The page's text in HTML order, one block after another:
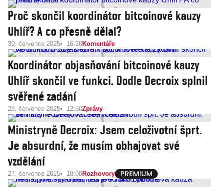
Proč skončil koordinátor bitcoinové kauzy
Uhlíř? A co přesně dělal?
30. července 2025 16:30Komentáře
Koordinátor objasňování bitcoinové kauzy
Uhlíř skončil ve funkci. Dodle Decroix splnil
svěřené zadání
28. července 2025 12:50Zprávy
Ministryně Decroix: Jsem celoživotní šprt.
Je absurdní, že musím obhajovat své
vzdělání
27. července 2025 18:00Rozhovory